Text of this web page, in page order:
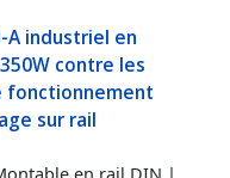
A industriel en
contre les
fonctionnement
sur rail